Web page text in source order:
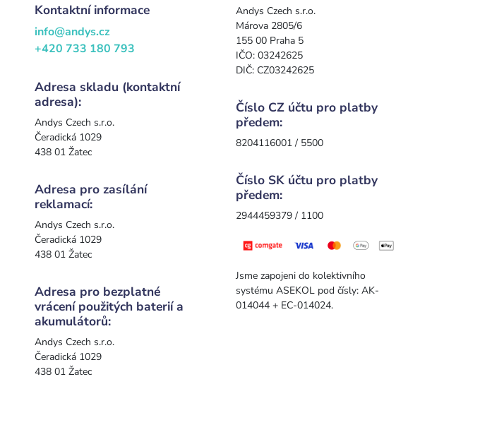
Kontaktní informace
info@andys.cz
+420 733 180 793
Adresa skladu (kontaktní
adresa):
Andys Czech s.r.o.
Čeradická 1029
438 01 Žatec
Adresa pro zasílání
reklamací:
Andys Czech s.r.o.
Čeradická 1029
438 01 Žatec
Adresa pro bezplatné
vrácení použitých baterií a
akumulátorů:
Andys Czech s.r.o.
Čeradická 1029
438 01 Žatec
Andys Czech s.r.o.
Márova 2805/6
155 00 Praha 5
IČO: 03242625
DIČ: CZ03242625
Číslo CZ účtu pro platby
předem:
8204116001 / 5500
Číslo SK účtu pro platby
předem:
2944459379 / 1100
Jsme zapojeni do kolektivního
systému ASEKOL pod čísly: AK-
014044 + EC-014024.